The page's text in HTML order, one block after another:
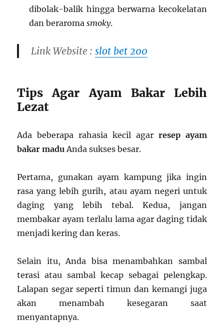
dibolak-balik hingga berwarna kecokelatan
dan beraromasmoky.
Link Website :slot bet 200
Tips Agar Ayam Bakar Lebih
Lezat
Ada beberapa rahasia kecil agar resep ayam
bakar madu Anda sukses besar.
Pertama, gunakan ayam kampung jika ingin
rasa yang lebih gurih, atau ayam negeri untuk
daging yang lebih tebal. Kedua, jangan
membakar ayam terlalu lama agar daging tidak
menjadi kering dan keras.
Selain itu, Anda bisa menambahkan sambal
terasi atau sambal kecap sebagai pelengkap.
Lalapan segar seperti timun dan kemangi juga
akan menambah kesegaran saat
menyantapnya.